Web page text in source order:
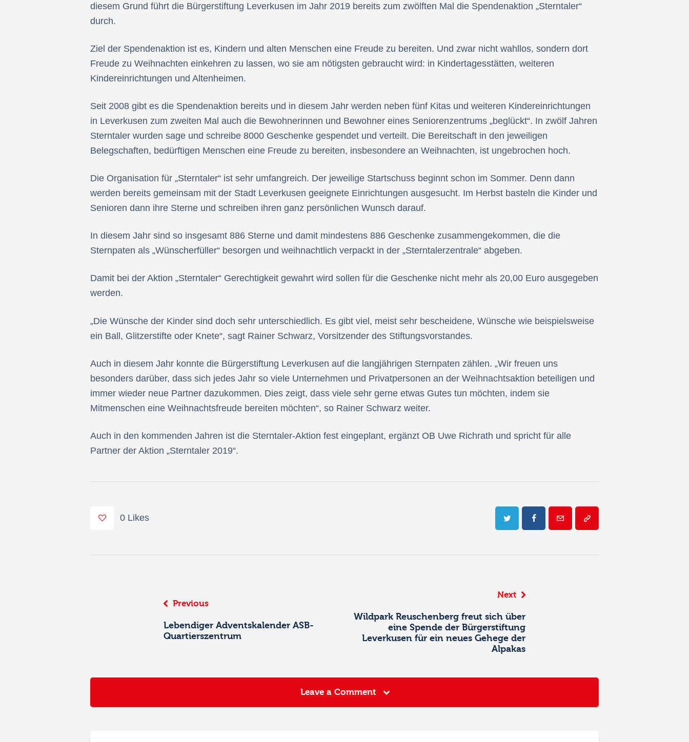
diesem Grund führt die Bürgerstiftung Leverkusen im Jahr 2019 bereits zum zwölften Mal die Spendenaktion „Sterntaler“
durch.
Ziel der Spendenaktion ist es, Kindern und alten Menschen eine Freude zu bereiten. Und zwar nicht wahllos, sondern dort
Freude zu Weihnachten einkehren zu lassen, wo sie am nötigsten gebraucht wird: in Kindertagesstätten, weiteren
Kindereinrichtungen und Altenheimen.
Seit 2008 gibt es die Spendenaktion bereits und in diesem Jahr werden neben fünf Kitas und weiteren Kindereinrichtungen
in Leverkusen zum zweiten Mal auch die Bewohnerinnen und Bewohner eines Seniorenzentrums „beglückt“. In zwölf Jahren
Sterntaler wurden sage und schreibe 8000 Geschenke gespendet und verteilt. Die Bereitschaft in den jeweiligen
Belegschaften, bedürftigen Menschen eine Freude zu bereiten, insbesondere an Weihnachten, ist ungebrochen hoch.
Die Organisation für „Sterntaler“ ist sehr umfangreich. Der jeweilige Startschuss beginnt schon im Sommer. Denn dann
werden bereits gemeinsam mit der Stadt Leverkusen geeignete Einrichtungen ausgesucht. Im Herbst basteln die Kinder und
Senioren dann ihre Sterne und schreiben ihren ganz persönlichen Wunsch darauf.
In diesem Jahr sind so insgesamt 886 Sterne und damit mindestens 886 Geschenke zusammengekommen, die die
Sternpaten als „Wünscherfüller“ besorgen und weihnachtlich verpackt in der „Sterntalerzentrale“ abgeben.
Damit bei der Aktion „Sterntaler“ Gerechtigkeit gewahrt wird sollen für die Geschenke nicht mehr als 20,00 Euro ausgegeben
werden.
„Die Wünsche der Kinder sind doch sehr unterschiedlich. Es gibt viel, meist sehr bescheidene, Wünsche wie beispielsweise
ein Ball, Glitzerstifte oder Knete“, sagt Rainer Schwarz, Vorsitzender des Stiftungsvorstandes.
Auch in diesem Jahr konnte die Bürgerstiftung Leverkusen auf die langjährigen Sternpaten zählen. „Wir freuen uns
besonders darüber, dass sich jedes Jahr so viele Unternehmen und Privatpersonen an der Weihnachtsaktion beteiligen und
immer wieder neue Partner dazukommen. Dies zeigt, dass viele sehr gerne etwas Gutes tun möchten, indem sie
Mitmenschen eine Weihnachtsfreude bereiten möchten“, so Rainer Schwarz weiter.
Auch in den kommenden Jahren ist die Sterntaler-Aktion fest eingeplant, ergänzt OB Uwe Richrath und spricht für alle
Partner der Aktion „Sterntaler 2019“.
0 Likes
Beitrags-
Navigation
Previous
Lebendiger Adventskalender ASB-
Quartierszentrum
Next
Wildpark Reuschenberg freut sich über
eine Spende der Bürgerstiftung
Leverkusen für ein neues Gehege der
Alpakas
Leave a Comment